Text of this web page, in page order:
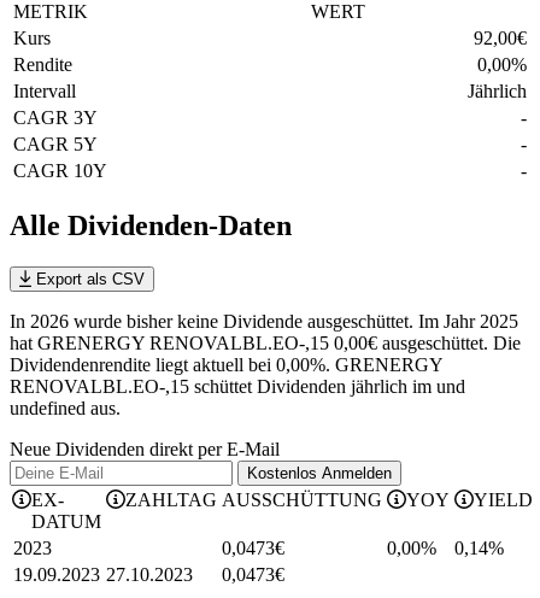
METRIK
WERT
Kurs
92,00€
Rendite
0,00%
Intervall
Jährlich
CAGR 3Y
-
CAGR 5Y
-
CAGR 10Y
-
Alle Dividenden-Daten
Export als CSV
In 2026 wurde bisher keine Dividende ausgeschüttet. Im Jahr 2025
hat GRENERGY RENOVALBL.EO-,15 0,00€ ausgeschüttet. Die
Dividendenrendite liegt aktuell bei 0,00%. GRENERGY
RENOVALBL.EO-,15 schüttet Dividenden jährlich im und
undefined aus.
Neue Dividenden direkt per E-Mail
Kostenlos Anmelden
EX-
DATUM
ZAHLTAG AUSSCHÜTTUNG YOY YIELD
2023 0,0473€ 0,00% 0,14%
19.09.2023 27.10.2023 0,0473€